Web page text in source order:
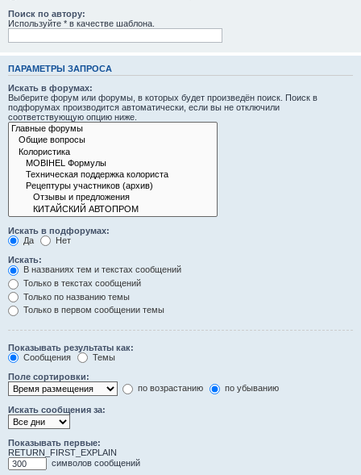
Поиск по автору:
Используйте * в качестве шаблона.
ПАРАМЕТРЫ ЗАПРОСА
Искать в форумах:
Выберите форум или форумы, в которых будет произведён поиск. Поиск в
подфорумах производится автоматически, если вы не отключили
соответствующую опцию ниже.
Искать в подфорумах:
Да
Нет
Искать:
В названиях тем и текстах сообщений
Только в текстах сообщений
Только по названию темы
Только в первом сообщении темы
Показывать результаты как:
Сообщения
Темы
Поле сортировки:
по возрастанию
по убыванию
Искать сообщения за:
Показывать первые:
RETURN_FIRST_EXPLAIN
символов сообщений